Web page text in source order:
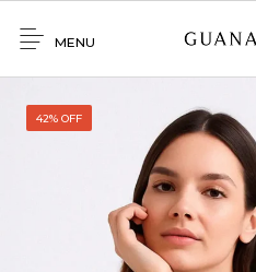
Home
MENU
42% OFF